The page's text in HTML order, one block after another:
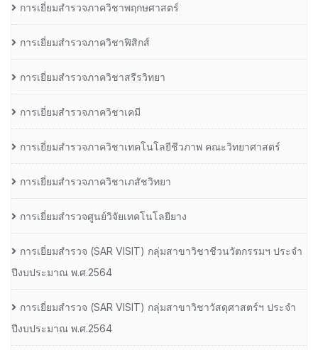
การเยี่ยมสำรวจภาควิชาพฤกษศาสตร์
การเยี่ยมสำรวจภาควิชาฟิสิกส์
การเยี่ยมสำรวจภาควิชาสรีรวิทยา
การเยี่ยมสำรวจภาควิชาเคมี
การเยี่ยมสำรวจภาควิชาเทคโนโลยีชีวภาพ คณะวิทยาศาสตร์
การเยี่ยมสำรวจภาควิชาเภสัชวิทยา
การเยี่ยมสำรวจศูนย์วิจัยเทคโนโลยียาง
การเยี่ยมสํารวจ (SAR VISIT) กลุ่มสาขาวิชาชีวนวัตกรรมฯ ประจํา
ปีงบประมาณ พ.ศ.2564
การเยี่ยมสํารวจ (SAR VISIT) กลุ่มสาขาวิชาวัสดุศาสตร์ฯ ประจํา
ปีงบประมาณ พ.ศ.2564